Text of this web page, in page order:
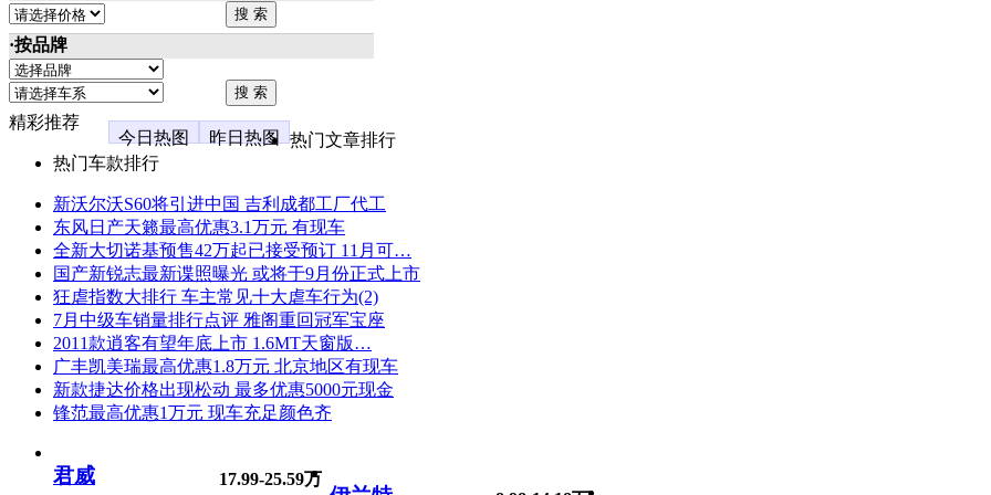
·按品牌
精彩推荐
今日热图
昨日热图
热门文章排行
热门车款排行
新沃尔沃S60将引进中国 吉利成都工厂代工
东风日产天籁最高优惠3.1万元 有现车
全新大切诺基预售42万起已接受预订 11月可…
国产新锐志最新谍照曝光 或将于9月份正式上市
狂虐指数大排行 车主常见十大虐车行为(2)
7月中级车销量排行点评 雅阁重回冠军宝座
2011款逍客有望年底上市 1.6MT天窗版…
广丰凯美瑞最高优惠1.8万元 北京地区有现车
新款捷达价格出现松动 最多优惠5000元现金
锋范最高优惠1万元 现车充足颜色齐
君威 17.99-25.59万